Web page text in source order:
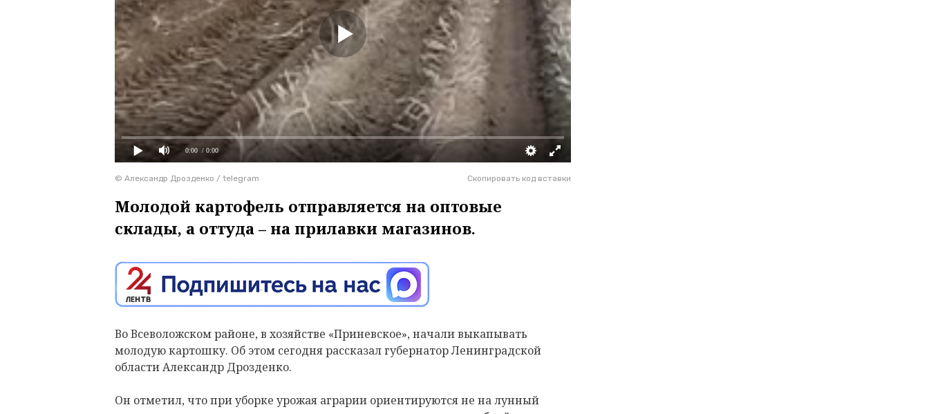
0:00 / 0:00
Скопировать код вставки
© Александр Дрозденко / telegram
Молодой картофель отправляется на оптовые
склады, а оттуда – на прилавки магазинов.
Во Всеволожском районе, в хозяйстве «Приневское», начали выкапывать
молодую картошку. Об этом сегодня рассказал губернатор Ленинградской
области Александр Дрозденко.
Он отметил, что при уборке урожая аграрии ориентируются не на лунный